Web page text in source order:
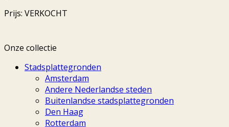
Prijs: VERKOCHT
Onze collectie
Stadsplattegronden
Amsterdam
Andere Nederlandse steden
Buitenlandse stadsplattegronden
Den Haag
Rotterdam